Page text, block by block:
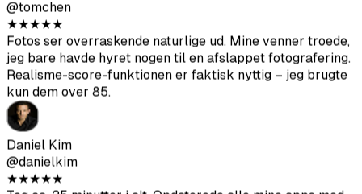
Daniel Kim
@danielkim
★★★★★
Tog ca. 25 minutter i alt. Opdaterede alle mine apps med
de nye fotos og mærkede en forskel inden for et par dage.
Samtalerne er på en eller anden måde også af bedre
kvalitet.